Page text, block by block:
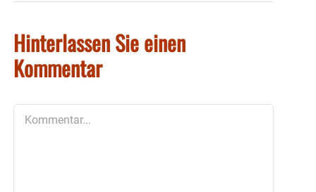
Hinterlassen Sie einen
Kommentar